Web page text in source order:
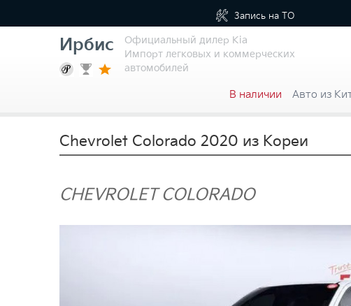
Запись на ТО
Ирбис
Официальный дилер Kia
Импорт легковых и коммерческих
автомобилей
В наличии Авто из
Chevrolet Colorado 2020 из Кореи
CHEVROLET COLORADO